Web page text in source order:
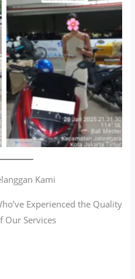
Cityplaza Jatinegara
Gedung Parkir P6A
Kami
Experienced the Quality
Our Services